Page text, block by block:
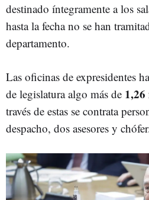
destinado íntegramente a los
hasta la fecha no se han
departamento.
Las oficinas de expresidentes
de legislatura algo más de 1,26
través de estas se contrata
despacho, dos asesores y